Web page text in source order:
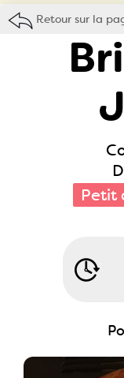
Retour sur la
Petit